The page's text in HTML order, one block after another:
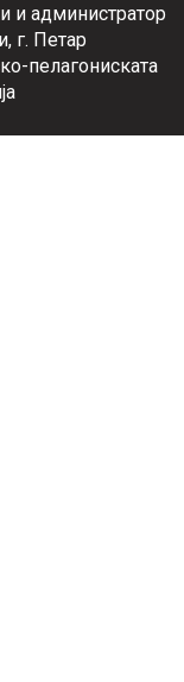
и администратор
г. Петар
пелагониската